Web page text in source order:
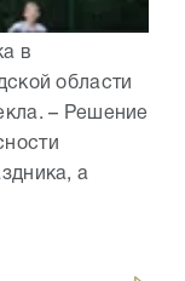
в
области
– Решение
а